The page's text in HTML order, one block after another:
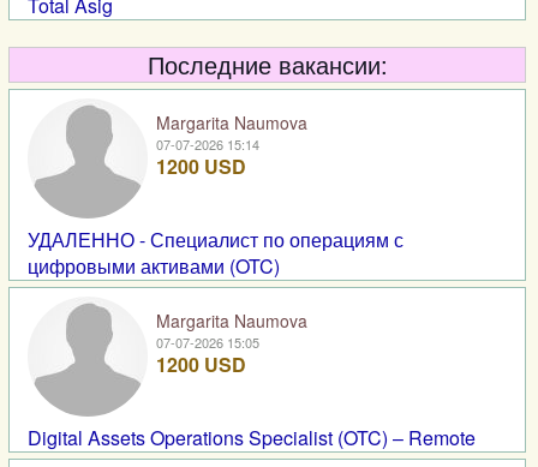
Последние вакансии:
Margarita Naumova
07-07-2026 15:14
1200 USD
УДАЛЕННО - Специалист по операциям с
цифровыми активами (OTC)
Margarita Naumova
07-07-2026 15:05
1200 USD
Digital Assets Operations Specialist (OTC) – Remote